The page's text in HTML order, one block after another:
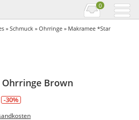
0
»Schmuck »Ohrringe » Makramee *Star
Brown
-30%